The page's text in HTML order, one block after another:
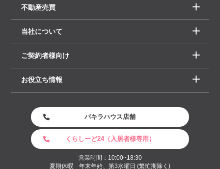
不動産売買
当社について
ご契約者様向け
お役立ち情報
パキラハウス店舗
くらしーど24（入居者様専用）
営業時間：10:00~18:30
夏期休暇 年末年始、第3水曜日 (繁忙期除く)